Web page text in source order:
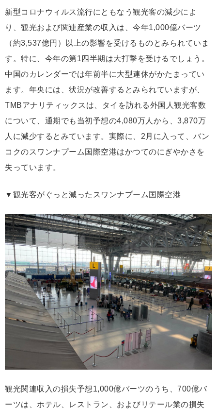
新型コロナウィルス流行にともなう観光客の減少によ
り、観光および関連産業の収入は、今年1,000億バーツ
（約3,537億円）以上の影響を受けるものとみられていま
す。特に、今年の第1四半期は大打撃を受けるでしょう。
中国のカレンダーでは年前半に大型連休がかたまってい
ます。年央には、状況が改善するとみられていますが、
TMBアナリティックスは、タイを訪れる外国人観光客数
について、通期でも当初予想の4,080万人から、3,870万
人に減少するとみています。実際に、2月に入って、バン
コクのスワンナプーム国際空港はかつてのにぎやかさを
失っています。
▼観光客がぐっと減ったスワンナプーム国際空港
観光関連収入の損失予想1,000億バーツのうち、700億バ
ーツは、ホテル、レストラン、およびリテール業の損失